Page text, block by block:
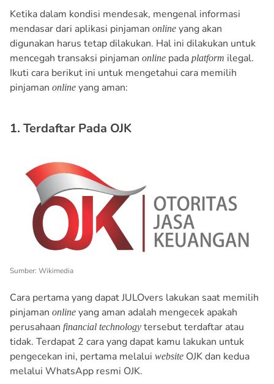
Ketika dalam kondisi mendesak, mengenal informasi
mendasar dari aplikasi pinjaman online yang akan
digunakan harus tetap dilakukan. Hal ini dilakukan untuk
mencegah transaksi pinjaman online pada platform ilegal.
Ikuti cara berikut ini untuk mengetahui cara memilih
pinjaman online yang aman:
1. Terdaftar Pada OJK
Sumber: Wikimedia
Cara pertama yang dapat JULOvers lakukan saat memilih
pinjaman online yang aman adalah mengecek apakah
perusahaan financial technology tersebut terdaftar atau
tidak. Terdapat 2 cara yang dapat kamu lakukan untuk
pengecekan ini, pertama melalui website OJK dan kedua
melalui WhatsApp resmi OJK.